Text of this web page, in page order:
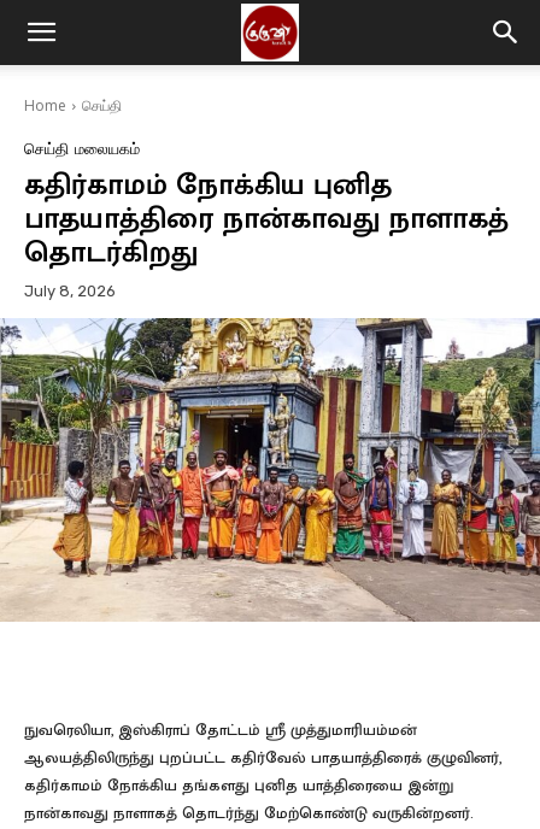
Home செய்தி
செய்தி மலையகம்
கதிர்காமம் நோக்கிய புனித
பாதயாத்திரை நான்காவது நாளாகத்
தொடர்கிறது
July 8, 2026
நுவரெலியா, இஸ்கிராப் தோட்டம் ஸ்ரீ முத்துமாரியம்மன்
ஆலயத்திலிருந்து புறப்பட்ட கதிர்வேல் பாதயாத்திரைக் குழுவினர்,
கதிர்காமம் நோக்கிய தங்களது புனித யாத்திரையை இன்று
நான்காவது நாளாகத் தொடர்ந்து மேற்கொண்டு வருகின்றனர்.